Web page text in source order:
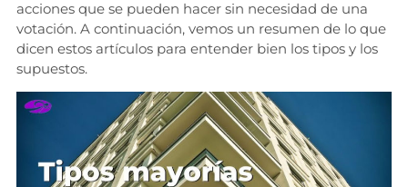
acciones que se pueden hacer sin necesidad de una
votación. A continuación, vemos un resumen de lo que
dicen estos artículos para entender bien los tipos y los
supuestos.